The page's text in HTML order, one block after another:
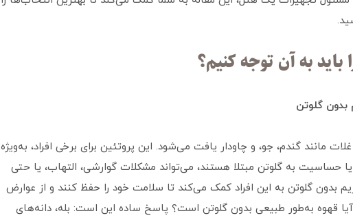
به آن توجه کنیم؟
گلوتن
مانند گندم، جو، و چاودار یافت می‌شود. این پروتئین برای برخی افراد، به‌ویژه
حساسیت به گلوتن مبتلا هستند، می‌تواند مشکلات گوارشی، التهاب، یا حتی
بدون گلوتن به این افراد کمک می‌کند تا سلامت خود را حفظ کنند و از عوارض
آیا قهوه به‌طور طبیعی بدون گلوتن است؟ پاسخ ساده این است: بله، دانه‌های